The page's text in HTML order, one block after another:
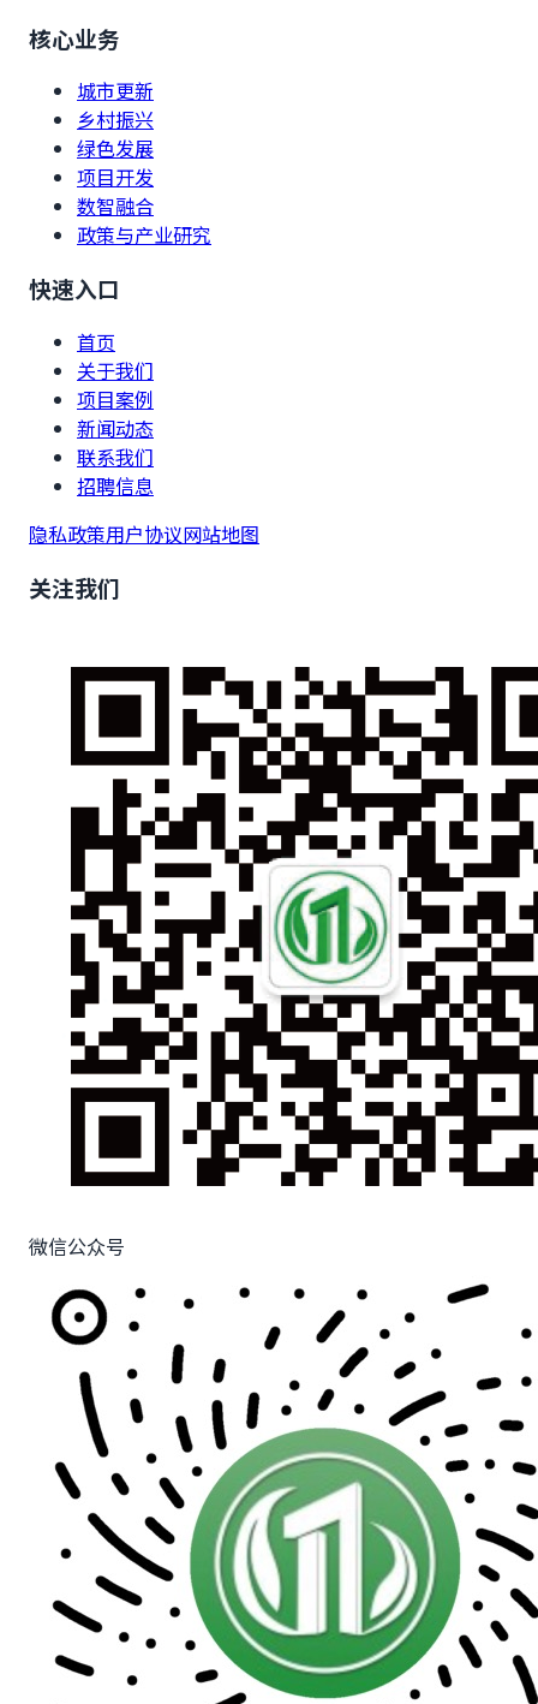
核心业务
城市更新
乡村振兴
绿色发展
项目开发
数智融合
政策与产业研究
快速入口
首页
关于我们
项目案例
新闻动态
联系我们
招聘信息
隐私政策用户协议网站地图
关注我们
微信公众号